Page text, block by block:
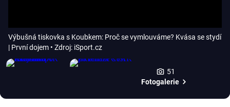
Výbušná tiskovka s Koubkem: Proč se vymlouváme? Kvása se stydí
| První dojem • Zdroj: iSport.cz
51
Fotogalerie